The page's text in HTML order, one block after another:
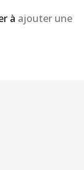
à ajouter une